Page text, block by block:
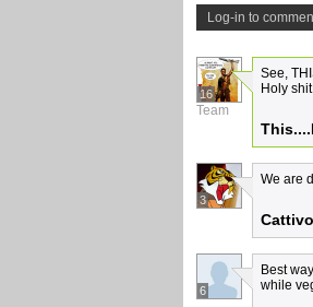
Log-in to
16
Team
See,
Holy
3
We are
6
Best
while